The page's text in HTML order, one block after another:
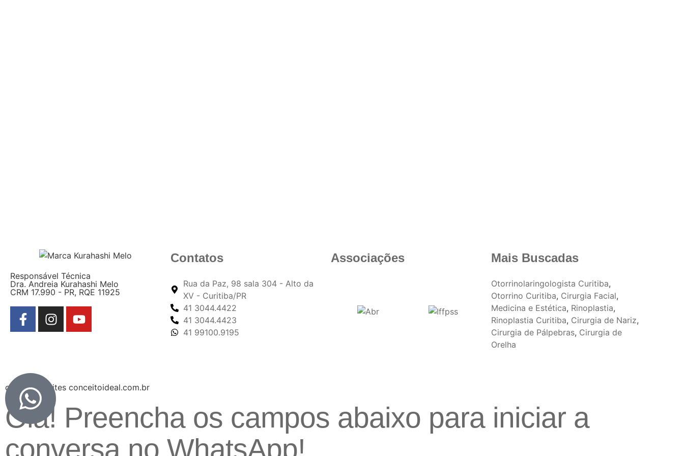
Responsável Técnica
Dra. Andreia Kurahashi Melo
CRM 17.990 - PR, RQE 11925
Contatos
Rua da Paz, 98 sala 304 - Alto da
XV - Curitiba/PR
41 3044.4422
41 3044.4423
41 99100.9195
Associações Mais Buscadas
Otorrinolaringologista Curitiba,
Otorrino Curitiba, Cirurgia Facial,
Medicina e Estética, Rinoplastia,
Rinoplastia Curitiba, Cirurgia de Nariz,
Cirurgia de Pálpebras, Cirurgia de
Orelha
criação de sites conceitoideal.com.br
Olá! Preencha os campos abaixo para iniciar a
conversa no WhatsApp!